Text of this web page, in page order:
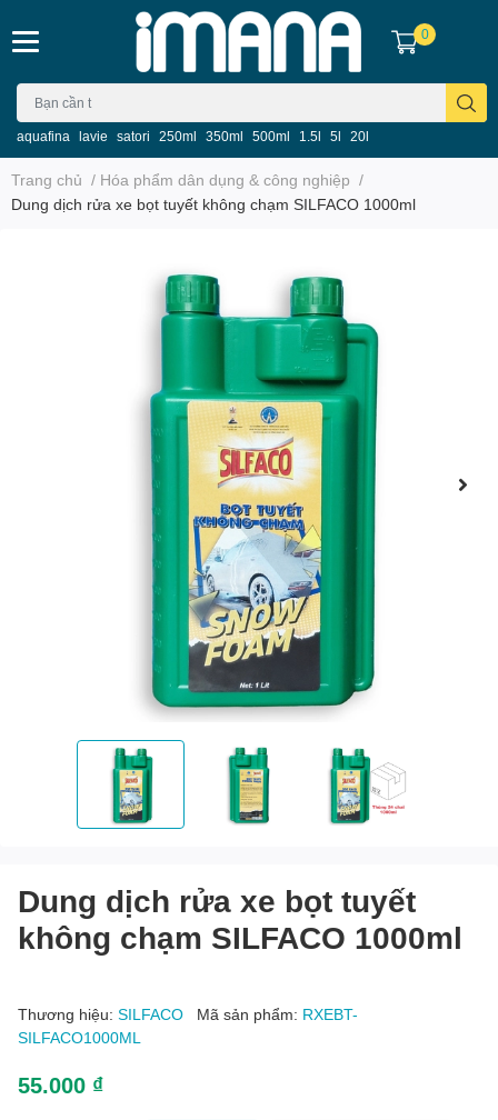
aquafina lavie satori 250ml 350ml 500ml 1.5l 5l 20l
0
Trang chủ / Hóa phẩm dân dụng & công nghiệp /
Dung dịch rửa xe bọt tuyết không chạm SILFACO 1000ml
Dung dịch rửa xe bọt tuyết
không chạm SILFACO 1000ml
Thương hiệu: SILFACO Mã sản phẩm: RXEBT-
SILFACO1000ML
55.000 ₫